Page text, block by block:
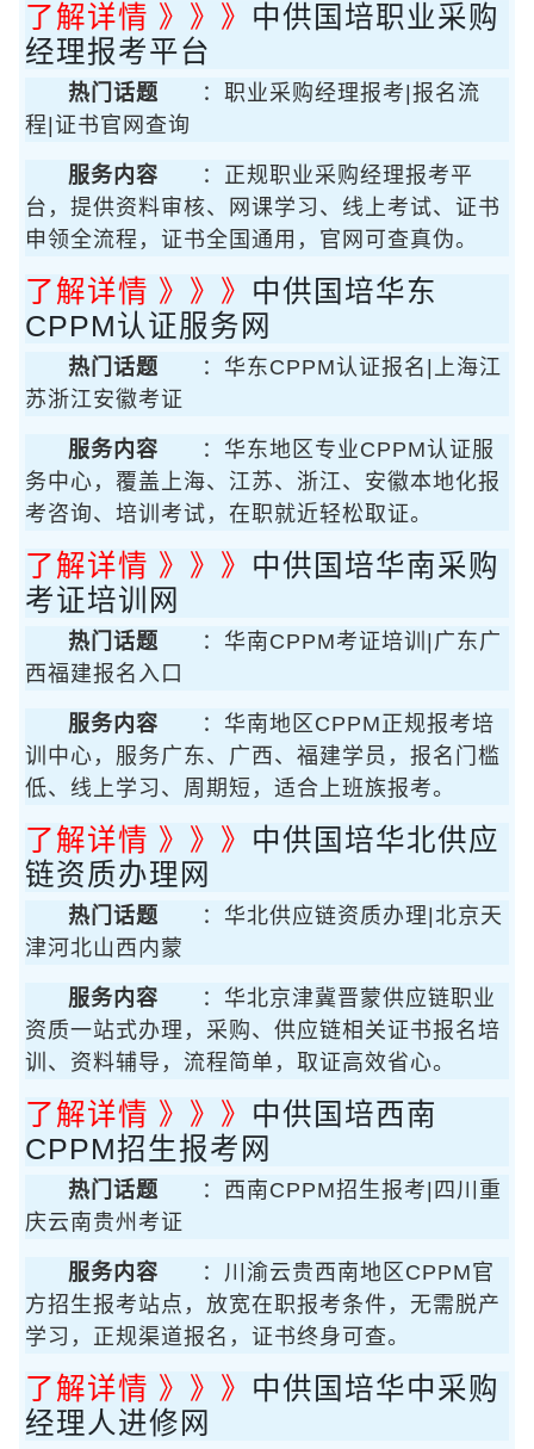
了解详情 》》》 中供国培职业采购
经理报考平台
热门话题
：职业采购经理报考|报名流
程|证书官网查询
服务内容
：正规职业采购经理报考平
台，提供资料审核、网课学习、线上考试、证书
申领全流程，证书全国通用，官网可查真伪。
了解详情 》》》 中供国培华东
CPPM认证服务网
热门话题
：华东CPPM认证报名|上海江
苏浙江安徽考证
服务内容
：华东地区专业CPPM认证服
务中心，覆盖上海、江苏、浙江、安徽本地化报
考咨询、培训考试，在职就近轻松取证。
了解详情 》》》 中供国培华南采购
考证培训网
热门话题
：华南CPPM考证培训|广东广
西福建报名入口
服务内容
：华南地区CPPM正规报考培
训中心，服务广东、广西、福建学员，报名门槛
低、线上学习、周期短，适合上班族报考。
了解详情 》》》 中供国培华北供应
链资质办理网
热门话题
：华北供应链资质办理|北京天
津河北山西内蒙
服务内容
：华北京津冀晋蒙供应链职业
资质一站式办理，采购、供应链相关证书报名培
训、资料辅导，流程简单，取证高效省心。
了解详情 》》》 中供国培西南
CPPM招生报考网
热门话题
：西南CPPM招生报考|四川重
庆云南贵州考证
服务内容
：川渝云贵西南地区CPPM官
方招生报考站点，放宽在职报考条件，无需脱产
学习，正规渠道报名，证书终身可查。
了解详情 》》》 中供国培华中采购
经理人进修网